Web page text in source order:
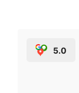
5.0